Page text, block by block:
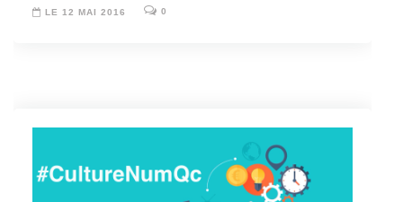
LE 12 MAI 2016 0